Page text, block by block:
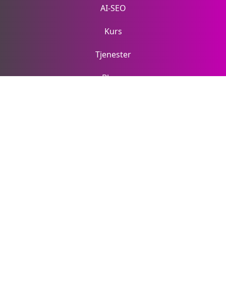
AI-SEO
Kurs
Tjenester
Blogg